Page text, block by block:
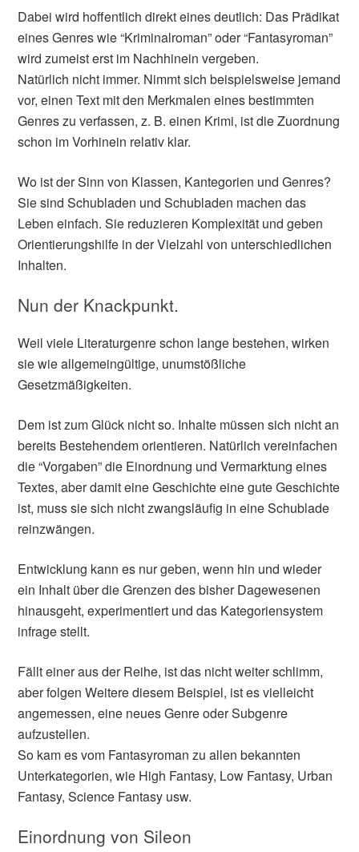
Dabei wird hoffentlich direkt eines deutlich: Das Prädikat
eines Genres wie “Kriminalroman” oder “Fantasyroman”
wird zumeist erst im Nachhinein vergeben.
Natürlich nicht immer. Nimmt sich beispielsweise jemand
vor, einen Text mit den Merkmalen eines bestimmten
Genres zu verfassen, z. B. einen Krimi, ist die Zuordnung
schon im Vorhinein relativ klar.
Wo ist der Sinn von Klassen, Kantegorien und Genres?
Sie sind Schubladen und Schubladen machen das
Leben einfach. Sie reduzieren Komplexität und geben
Orientierungshilfe in der Vielzahl von unterschiedlichen
Inhalten.
Nun der Knackpunkt.
Weil viele Literaturgenre schon lange bestehen, wirken
sie wie allgemeingültige, unumstößliche
Gesetzmäßigkeiten.
Dem ist zum Glück nicht so. Inhalte müssen sich nicht an
bereits Bestehendem orientieren. Natürlich vereinfachen
die “Vorgaben” die Einordnung und Vermarktung eines
Textes, aber damit eine Geschichte eine gute Geschichte
ist, muss sie sich nicht zwangsläufig in eine Schublade
reinzwängen.
Entwicklung kann es nur geben, wenn hin und wieder
ein Inhalt über die Grenzen des bisher Dagewesenen
hinausgeht, experimentiert und das Kategoriensystem
infrage stellt.
Fällt einer aus der Reihe, ist das nicht weiter schlimm,
aber folgen Weitere diesem Beispiel, ist es vielleicht
angemessen, eine neues Genre oder Subgenre
aufzustellen.
So kam es vom Fantasyroman zu allen bekannten
Unterkategorien, wie High Fantasy, Low Fantasy, Urban
Fantasy, Science Fantasy usw.
Einordnung von Sileon